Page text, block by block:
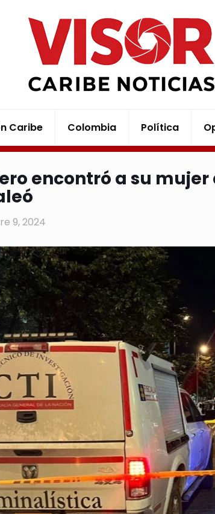
Caribe Colombia Política
encontró a su
9, 2024